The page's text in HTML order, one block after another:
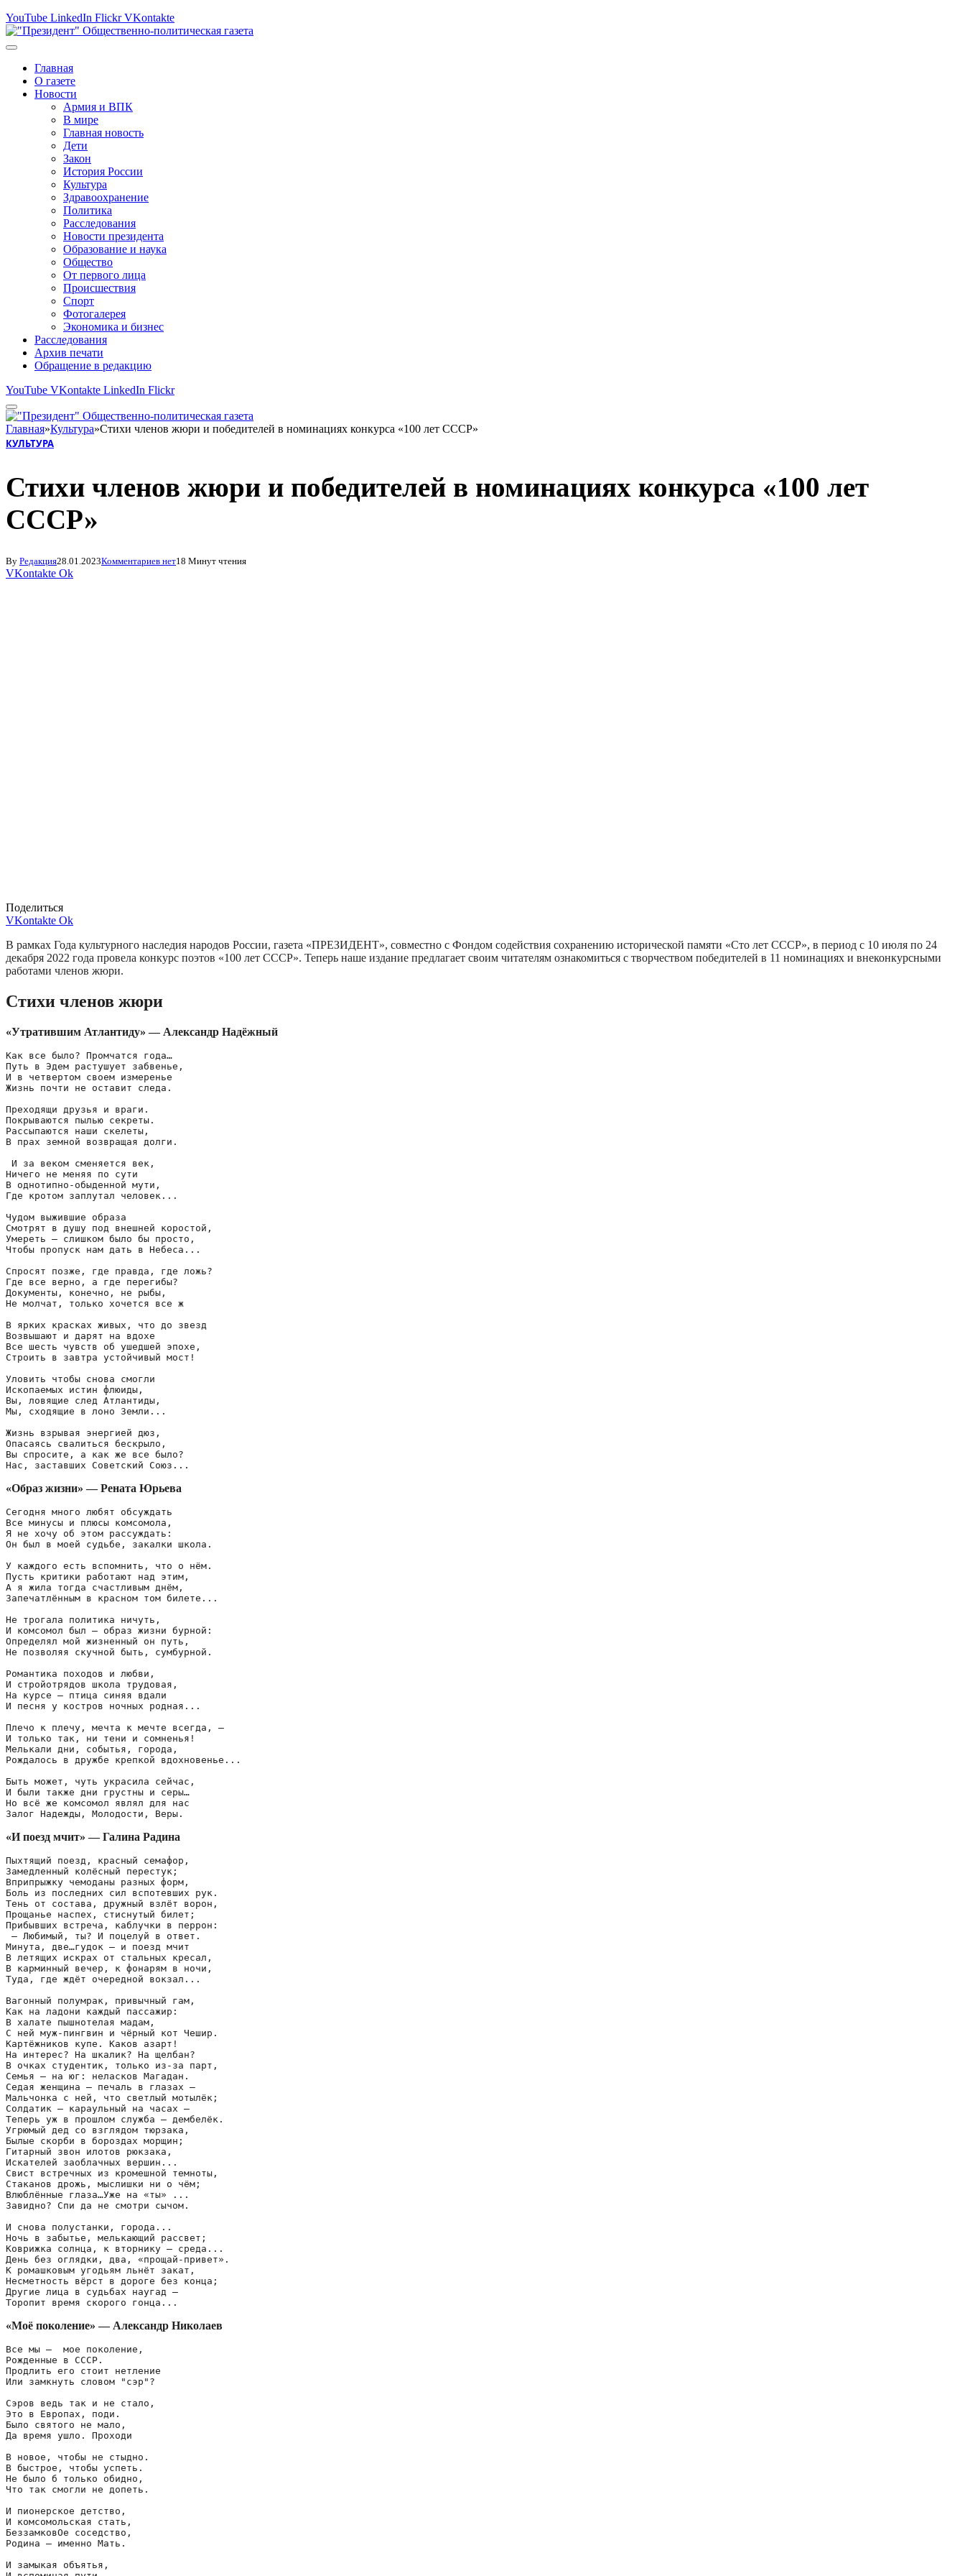
YouTube LinkedIn Flickr VKontakte
Главная
О газете
Новости
Армия и ВПК
В мире
Главная новость
Дети
Закон
История России
Культура
Здравоохранение
Политика
Расследования
Новости президента
Образование и наука
Общество
От первого лица
Происшествия
Спорт
Фотогалерея
Экономика и бизнес
Расследования
Архив печати
Обращение в редакцию
YouTube VKontakte LinkedIn Flickr
Главная»Культура»Стихи членов жюри и победителей в номинациях конкурса «100 лет СССР»
КУЛЬТУРА
Стихи членов жюри и победителей в номинациях конкурса «100 лет
СССР»
By Редакция28.01.2023Комментариев нет18 Минут чтения
VKontakte Ok
Поделиться
VKontakte Ok
В рамках Года культурного наследия народов России, газета «ПРЕЗИДЕНТ», совместно с Фондом содействия сохранению исторической памяти «Сто лет СССР», в период с 10 июля по 24
декабря 2022 года провела конкурс поэтов «100 лет СССР». Теперь наше издание предлагает своим читателям ознакомиться с творчеством победителей в 11 номинациях и внеконкурсными
работами членов жюри.
Стихи членов жюри
«Утратившим Атлантиду» — Александр Надёжный
Как все было? Промчатся года…
Путь в Эдем растушует забвенье,
И в четвертом своем измеренье
Жизнь почти не оставит следа.
Преходящи друзья и враги.
Покрываются пылью секреты.
Рассыпаются наши скелеты,
В прах земной возвращая долги.
И за веком сменяется век,
Ничего не меняя по сути
В однотипно-обыденной мути,
Где кротом заплутал человек...
Чудом выжившие образа
Смотрят в душу под внешней коростой,
Умереть – слишком было бы просто,
Чтобы пропуск нам дать в Небеса...
Спросят позже, где правда, где ложь?
Где все верно, а где перегибы?
Документы, конечно, не рыбы,
Не молчат, только хочется все ж
В ярких красках живых, что до звезд
Возвышают и дарят на вдохе
Все шесть чувств об ушедшей эпохе,
Строить в завтра устойчивый мост!
Уловить чтобы снова смогли
Ископаемых истин флюиды,
Вы, ловящие след Атлантиды,
Мы, сходящие в лоно Земли...
Жизнь взрывая энергией дюз,
Опасаясь свалиться бескрыло,
Вы спросите, а как же все было?
Нас, заставших Советский Союз...
«Образ жизни» — Рената Юрьева
Сегодня много любят обсуждать
Все минусы и плюсы комсомола,
Я не хочу об этом рассуждать:
Он был в моей судьбе, закалки школа.
У каждого есть вспомнить, что о нём.
Пусть критики работают над этим,
А я жила тогда счастливым днём,
Запечатлённым в красном том билете...
Не трогала политика ничуть,
И комсомол был — образ жизни бурной:
Определял мой жизненный он путь,
Не позволяя скучной быть, сумбурной.
Романтика походов и любви,
И стройотрядов школа трудовая,
На курсе — птица синяя вдали
И песня у костров ночных родная...
Плечо к плечу, мечта к мечте всегда, —
И только так, ни тени и сомненья!
Мелькали дни, событья, города,
Рождалось в дружбе крепкой вдохновенье...
Быть может, чуть украсила сейчас,
И были также дни грустны и серы…
Но всё же комсомол являл для нас
«И поезд мчит» — Галина Радина
Пыхтящий поезд, красный семафор,
Замедленный колёсный перестук;
Вприпрыжку чемоданы разных форм,
Боль из последних сил вспотевших рук.
Тень от состава, дружный взлёт ворон,
Прощанье наспех, стиснутый билет;
Прибывших встреча, каблучки в перрон:
– Любимый, ты? И поцелуй в ответ.
Минута, две…гудок – и поезд мчит
В летящих искрах от стальных кресал,
В карминный вечер, к фонарям в ночи,
Туда, где ждёт очередной вокзал...
Вагонный полумрак, привычный гам,
Как на ладони каждый пассажир:
В халате пышнотелая мадам,
С ней муж-пингвин и чёрный кот Чешир.
Картёжников купе. Каков азарт!
На интерес? На шкалик? На щелбан?
В очках студентик, только из-за парт,
Семья – на юг: неласков Магадан.
Седая женщина – печаль в глазах –
Мальчонка с ней, что светлый мотылёк;
Солдатик – караульный на часах –
Теперь уж в прошлом служба – дембелёк.
Угрюмый дед со взглядом тюрзака,
Былые скорби в бороздах морщин;
Гитарный звон илотов рюкзака,
Искателей заоблачных вершин...
Свист встречных из кромешной темноты,
Стаканов дрожь, мыслишки ни о чём;
Влюблённые глаза…Уже на «ты» ...
Завидно? Спи да не смотри сычом.
И снова полустанки, города...
Ночь в забытье, мелькающий рассвет;
Коврижка солнца, к вторнику – среда...
День без оглядки, два, «прощай-привет».
К ромашковым угодьям льнёт закат,
Несметность вёрст в дороге без конца;
Другие лица в судьбах наугад –
Торопит время скорого гонца...
«Моё поколение» — Александр Николаев
Все мы –  мое поколение,
Рожденные в СССР.
Продлить его стоит нетление
Или замкнуть словом "сэр"?
Сэров ведь так и не стало,
Это в Европах, поди.
Было святого не мало,
Да время ушло. Проходи
В новое, чтобы не стыдно.
В быстрое, чтобы успеть.
Не было б только обидно,
Что так смогли не допеть.
И пионерское детство,
И комсомольская стать,
БеззамковОе соседство,
Родина – именно Мать.
И замыкая объятья,